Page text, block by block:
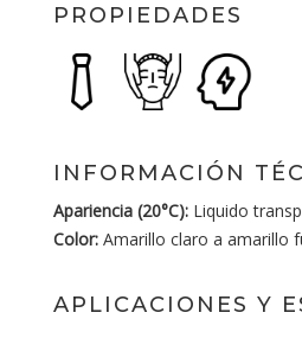
PROPIEDADES
INFORMACIÓN
Apariencia (20°C): Liquido
Color: Amarillo claro a amarillo
APLICACIONES Y